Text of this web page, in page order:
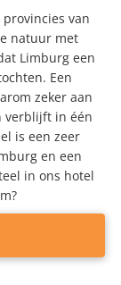
van
natuur met
Limburg een
Een
zeker aan
verblijft in één
is een zeer
en een
in ons hotel